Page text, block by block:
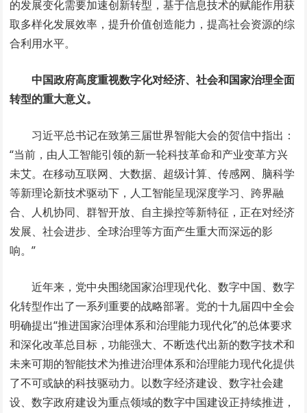
的发展变化需要加速创新转型，基于信息技术的赋能作用获
取多样化发展效率，提升价值创造能力，提高社会资源的综
合利用水平。
中国政府高度重视数字化对经济、社会和国家治理全面
转型的重大意义。
习近平总书记在致第三届世界智能大会的贺信中指出：
“当前，由人工智能引领的新一轮科技革命和产业变革方兴
未艾。在移动互联网、大数据、超级计算、传感网、脑科学
等新理论新技术驱动下，人工智能呈现深度学习、跨界融
合、人机协同、群智开放、自主操控等新特征，正在对经济
发展、社会进步、全球治理等方面产生重大而深远的影
响。”
近年来，党中央围绕国家治理现代化、数字中国、数字
化转型作出了一系列重要的战略部署。党的十九届四中全会
明确提出“推进国家治理体系和治理能力现代化”的总体要求
和深化改革总目标，功能强大、不断迭代出新的数字技术和
未来可期的智能技术为推进治理体系和治理能力现代化提供
了不可或缺的科技驱动力。以数字经济建设、数字社会建
设、数字政府建设为重点领域的数字中国建设正持续推进，